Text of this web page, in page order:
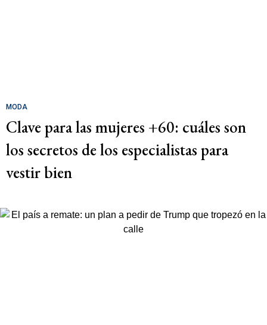
MODA
Clave para las mujeres +60: cuáles son
los secretos de los especialistas para
vestir bien